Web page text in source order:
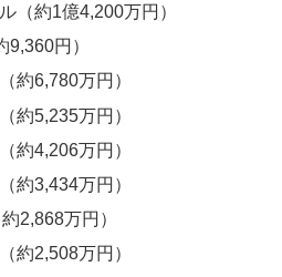
（約1億4,200万円）
円）
約6,780万円）
約5,235万円）
約4,206万円）
約3,434万円）
2,868万円）
約2,508万円）